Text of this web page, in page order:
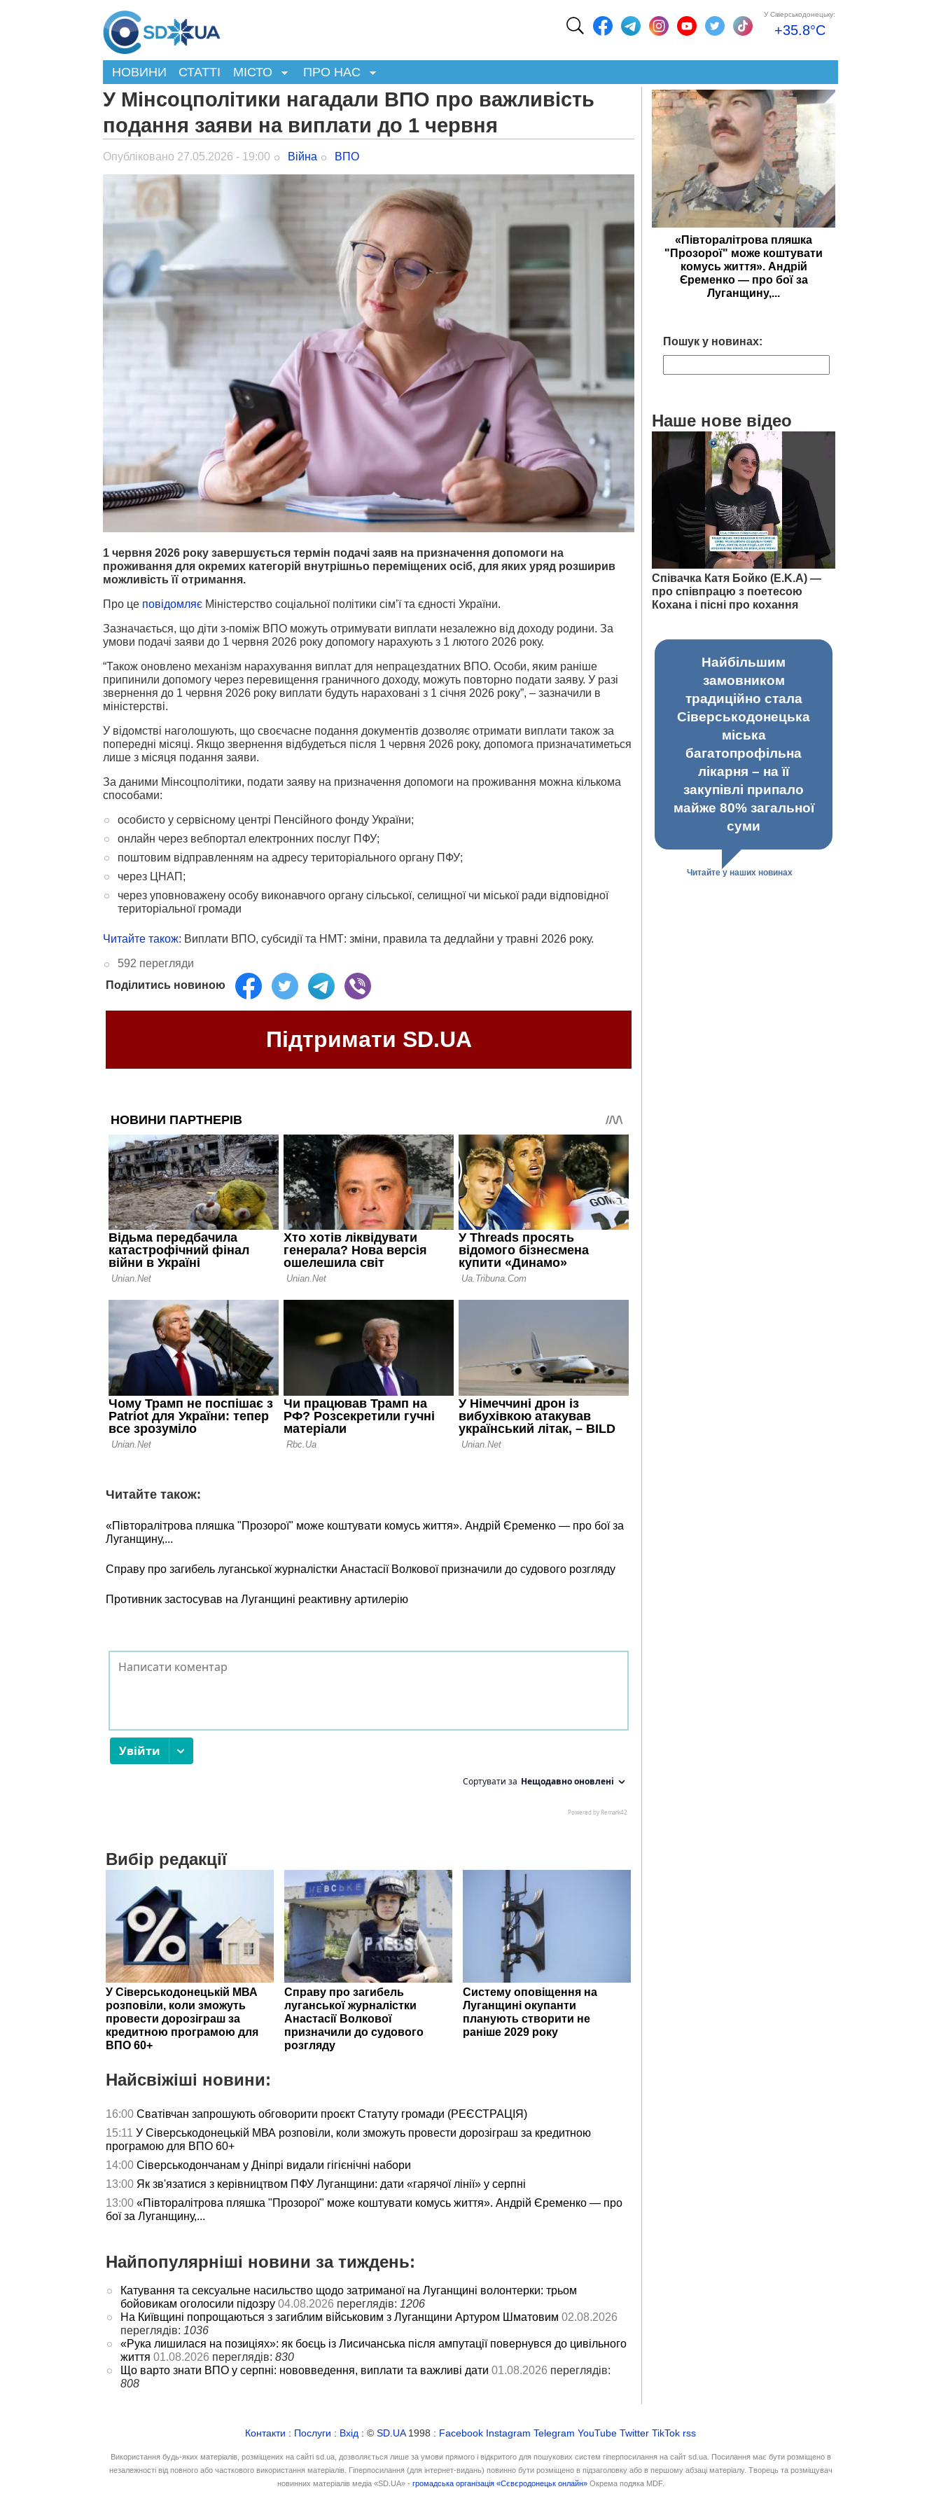
У Сіверськодонецьку:
+35.8°C
НОВИНИ СТАТТІ МІСТО ПРО НАС
У Мінсоцполітики нагадали ВПО про важливість
подання заяви на виплати до 1 червня
Опубліковано 27.05.2026 - 19:00 Війна ВПО
1 червня 2026 року завершується термін подачі заяв на призначення допомоги на
проживання для окремих категорій внутрішньо переміщених осіб, для яких уряд розширив
можливість її отримання.
Про це повідомляє Міністерство соціальної політики сім’ї та єдності України.
Зазначається, що діти з-поміж ВПО можуть отримувати виплати незалежно від доходу родини. За
умови подачі заяви до 1 червня 2026 року допомогу нарахують з 1 лютого 2026 року.
“Також оновлено механізм нарахування виплат для непрацездатних ВПО. Особи, яким раніше
припинили допомогу через перевищення граничного доходу, можуть повторно подати заяву. У разі
звернення до 1 червня 2026 року виплати будуть нараховані з 1 січня 2026 року”, – зазначили в
міністерстві.
У відомстві наголошують, що своєчасне подання документів дозволяє отримати виплати також за
попередні місяці. Якщо звернення відбудеться після 1 червня 2026 року, допомога призначатиметься
лише з місяця подання заяви.
За даними Мінсоцполітики, подати заяву на призначення допомоги на проживання можна кількома
способами:
особисто у сервісному центрі Пенсійного фонду України;
онлайн через вебпортал електронних послуг ПФУ;
поштовим відправленням на адресу територіального органу ПФУ;
через ЦНАП;
через уповноважену особу виконавчого органу сільської, селищної чи міської ради відповідної
територіальної громади
Читайте також: Виплати ВПО, субсидії та НМТ: зміни, правила та дедлайни у травні 2026 року.
592 перегляди
Поділитись новиною
Підтримати SD.UA
Читайте також:
«Півторалітрова пляшка "Прозорої" може коштувати комусь життя». Андрій Єременко — про бої за
Луганщину,...
Справу про загибель луганської журналістки Анастасії Волкової призначили до судового розгляду
Противник застосував на Луганщині реактивну артилерію
Вибір редакції
У Сіверськодонецькій МВА
розповіли, коли зможуть
провести дорозіграш за
кредитною програмою для
ВПО 60+
Справу про загибель
луганської журналістки
Анастасії Волкової
призначили до судового
розгляду
Систему оповіщення на
Луганщині окупанти
планують створити не
раніше 2029 року
Найсвіжіші новини:
16:00 Сватівчан запрошують обговорити проєкт Статуту громади (РЕЄСТРАЦІЯ)
15:11 У Сіверськодонецькій МВА розповіли, коли зможуть провести дорозіграш за кредитною
програмою для ВПО 60+
14:00 Сіверськодончанам у Дніпрі видали гігієнічні набори
13:00 Як зв'язатися з керівництвом ПФУ Луганщини: дати «гарячої лінії» у серпні
13:00 «Півторалітрова пляшка "Прозорої" може коштувати комусь життя». Андрій Єременко — про
бої за Луганщину,...
Найпопулярніші новини за тиждень:
Катування та сексуальне насильство щодо затриманої на Луганщині волонтерки: трьом
бойовикам оголосили підозру 04.08.2026 переглядів: 1206
На Київщині попрощаються з загиблим військовим з Луганщини Артуром Шматовим 02.08.2026
переглядів: 1036
«Рука лишилася на позиціях»: як боєць із Лисичанська після ампутації повернувся до цивільного
життя 01.08.2026 переглядів: 830
Що варто знати ВПО у серпні: нововведення, виплати та важливі дати 01.08.2026 переглядів:
808
«Півторалітрова пляшка
"Прозорої" може коштувати
комусь життя». Андрій
Єременко — про бої за
Луганщину,...
Пошук у новинах:
Наше нове відео
Співачка Катя Бойко (E.K.A) —
про співпрацю з поетесою
Кохана і пісні про кохання
Найбільшим
замовником
традиційно стала
Сіверськодонецька
міська
багатопрофільна
лікарня – на її
закупівлі припало
майже 80% загальної
суми
Читайте у наших новинах
Контакти : Послуги : Вхід : © SD.UA1998 : Facebook Instagram Telegram YouTube Twitter TikTok rss
Використання будь-яких матеріалів, розміщених на сайті sd.ua, дозволяється лише за умови прямого і відкритого для пошукових систем гіперпосилання на сайт sd.ua. Посилання має бути розміщено в
незалежності від повного або часткового використання матеріалів. Гіперпосилання (для інтернет-видань) повинно бути розміщено в підзаголовку або в першому абзаці матеріалу. Творець та розміщувач
новинних матеріалів медіа «SD.UA» - громадська організація «Сєвєродонецьк онлайн»Окрема подяка MDF.